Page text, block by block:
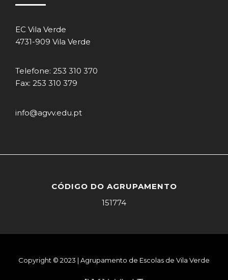
EC Vila Verde
4731-909 Vila Verde
Telefone: 253 310 370
Fax: 253 310 379
info@agvv.edu.pt
CÓDIGO DO AGRUPAMENTO
151774
Copyright © 2023 | Agrupamento de Escolas de Vila Verde